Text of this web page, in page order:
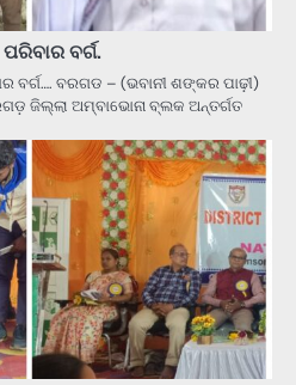
ବର୍ଗ.
ବରଗଡ – (ଭବାନୀ ଶଙ୍କର ପାଢ଼ୀ)
ଜିଲ୍ଲା ଅମ୍ବାଭୋନା ବ୍ଲକ ଅନ୍ତର୍ଗତ